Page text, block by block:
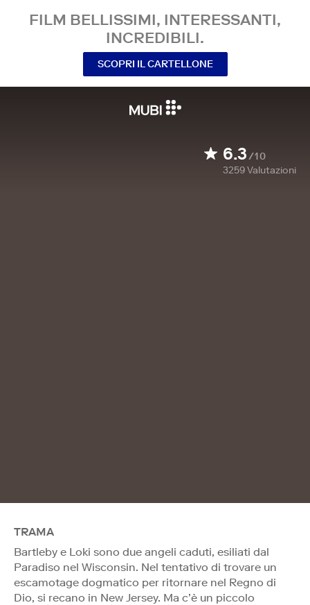
FILM BELLISSIMI, INTERESSANTI,
INCREDIBILI.
SCOPRI IL CARTELLONE
6.3/10
3259Valutazioni
TRAMA
Bartleby e Loki sono due angeli caduti, esiliati dal
Paradiso nel Wisconsin. Nel tentativo di trovare un
escamotage dogmatico per ritornare nel Regno di
Dio, si recano in New Jersey. Ma c’è un piccolo